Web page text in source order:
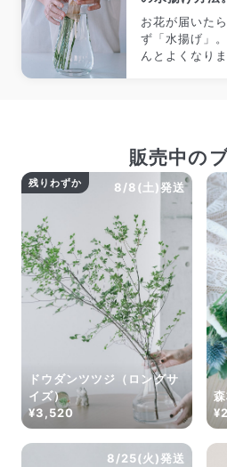
お花が届いた
ず「水揚げ」
んとよくなり
販売中の
8/8(土)発送
残りわずか
ドウダンツツジ（ロングサ
イズ）
¥3,520
8/25(火)発送